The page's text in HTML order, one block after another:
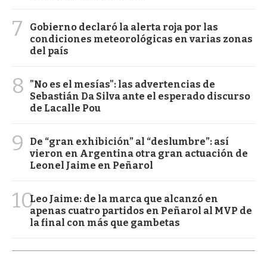
7
Gobierno declaró la alerta roja por las
condiciones meteorológicas en varias zonas
del país
8
"No es el mesías": las advertencias de
Sebastián Da Silva ante el esperado discurso
de Lacalle Pou
9
De “gran exhibición” al “deslumbre”: así
vieron en Argentina otra gran actuación de
Leonel Jaime en Peñarol
10Leo Jaime: de la marca que alcanzó en
apenas cuatro partidos en Peñarol al MVP de
la final con más que gambetas